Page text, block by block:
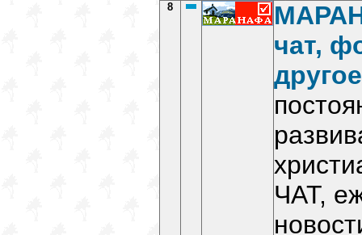
8
чат,
ЧАТ,